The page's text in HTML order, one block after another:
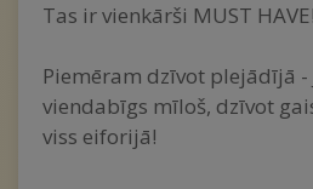
Tas ir vienkārši MUST HAVE!
Piemēram dzīvot plejādījā -
viendabīgs mīloš, dzīvot
viss eiforijā!